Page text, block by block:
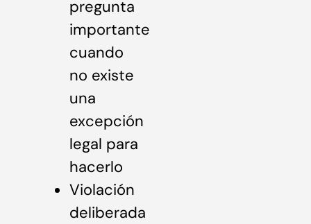
pregunta
importante
cuando
no existe
una
excepción
legal para
hacerlo
Violación
deliberada